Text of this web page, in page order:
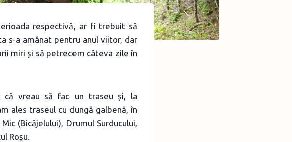
respectivă, ar fi trebuit să
s-a amânat pentru anul viitor, dar
miri și să petrecem câteva zile în
vreau să fac un traseu și, la
ales traseul cu dungă galbenă, în
(Bicăjelului), Drumul Surducului,
Roșu.